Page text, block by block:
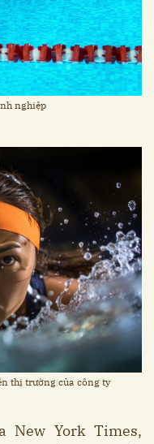
nghiệp
thị trường của công ty
New York Times,